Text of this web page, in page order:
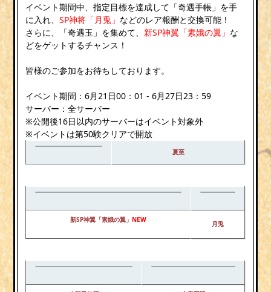
イベント期間中、指定目標を達成して「奇遇手帳」を手
に入れ、SP神将「月兎」 などのレア報酬と交換可能！
さらに、「奇遇玉」を集めて、 新SP神翼「素娥の翼」 な
どをゲットするチャンス！
皆様のご参加をお待ちしております。
イベント期間：6月21日00：01 - 6月27日23：59
サーバー：全サーバー
※公開後16日以内のサーバーはイベント対象外
※イベントは第50験クリアで開放
夏至
新SP神翼「素娥の翼」NEW 月兎